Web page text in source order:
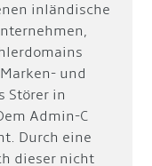
inländische
und
Störer in
Admin-C
Durch eine
dieser nicht